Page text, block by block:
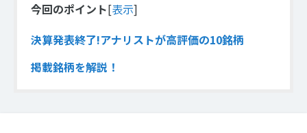
今回のポイント[表示]
決算発表終了!アナリストが高評価の10銘柄
掲載銘柄を解説！